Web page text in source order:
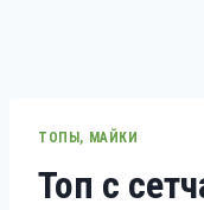
ТОПЫ, МАЙКИ
Топ с